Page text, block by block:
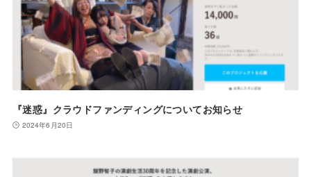
『迷惑』クラウドファンディングについてお知らせ
2024年6月20日